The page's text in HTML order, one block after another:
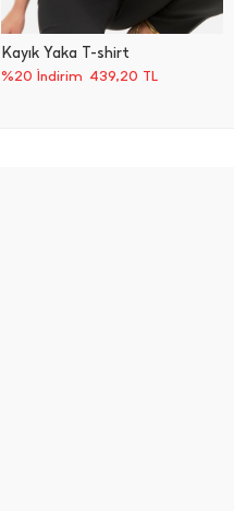
Kayık Yaka T-shirt
%20 İndirim 439,20 TL